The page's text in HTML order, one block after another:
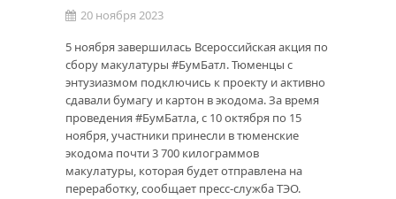
20 ноября 2023
5 ноября завершилась Всероссийская акция по
сбору макулатуры #БумБатл. Тюменцы с
энтузиазмом подключись к проекту и активно
сдавали бумагу и картон в экодома. За время
проведения #БумБатла, с 10 октября по 15
ноября, участники принесли в тюменские
экодома почти 3 700 килограммов
макулатуры, которая будет отправлена на
переработку, сообщает пресс-служба ТЭО.